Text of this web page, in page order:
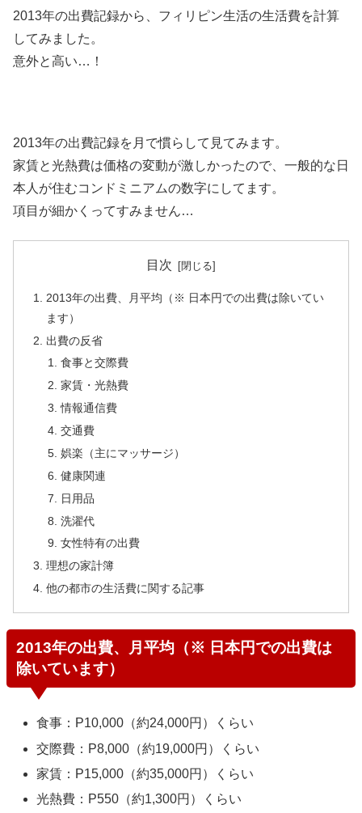
2013年の出費記録から、フィリピン生活の生活費を計算
してみました。
意外と高い…！
2013年の出費記録を月で慣らして見てみます。
家賃と光熱費は価格の変動が激しかったので、一般的な日
本人が住むコンドミニアムの数字にしてます。
項目が細かくってすみません…
目次
2013年の出費、月平均（※ 日本円での出費は除いてい
ます）
出費の反省
食事と交際費
家賃・光熱費
情報通信費
交通費
娯楽（主にマッサージ）
健康関連
日用品
洗濯代
女性特有の出費
理想の家計簿
他の都市の生活費に関する記事
2013年の出費、月平均（※ 日本円での出費は
除いています）
食事：P10,000（約24,000円）くらい
交際費：P8,000（約19,000円）くらい
家賃：P15,000（約35,000円）くらい
光熱費：P550（約1,300円）くらい